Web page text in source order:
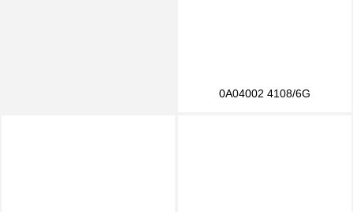
0A04002 4108/6G